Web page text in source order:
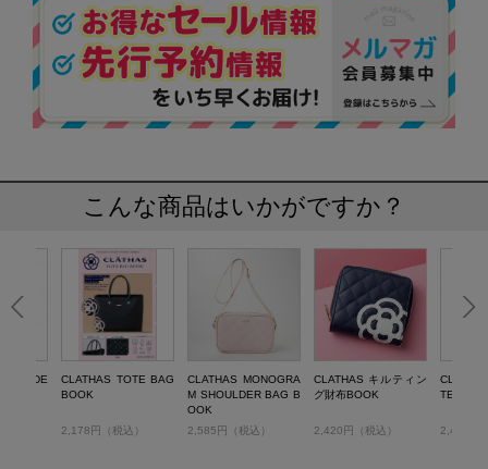
こんな商品はいかがですか？
CLATHAS TOTE BAG
BOOK
2,178円（税込）
CLATHAS MONOGRA
M SHOULDER BAG B
OOK
2,585円（税込）
CLATHAS キルティン
グ財布BOOK
2,420円（税込）
TE BAG
2,409円